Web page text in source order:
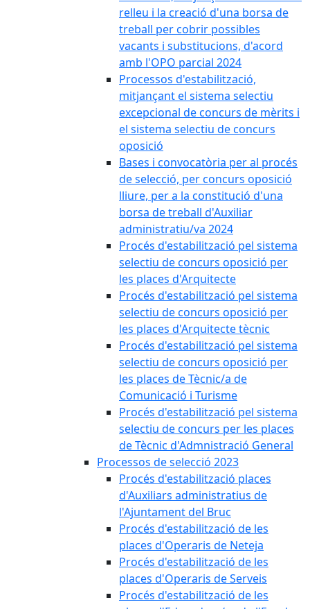
relleu i la creació d'una borsa de
treball per cobrir possibles
vacants i substitucions, d'acord
amb l'OPO parcial 2024
Processos d'estabilització,
mitjançant el sistema selectiu
excepcional de concurs de mèrits i
el sistema selectiu de concurs
oposició
Bases i convocatòria per al procés
de selecció, per concurs oposició
lliure, per a la constitució d'una
borsa de treball d'Auxiliar
administratiu/va 2024
Procés d'estabilització pel sistema
selectiu de concurs oposició per
les places d'Arquitecte
Procés d'estabilització pel sistema
selectiu de concurs oposició per
les places d'Arquitecte tècnic
Procés d'estabilització pel sistema
selectiu de concurs oposició per
les places de Tècnic/a de
Comunicació i Turisme
Procés d'estabilització pel sistema
selectiu de concurs per les places
de Tècnic d'Admnistració General
Processos de selecció 2023
Procés d'estabilització places
d'Auxiliars administratius de
l'Ajuntament del Bruc
Procés d'estabilització de les
places d'Operaris de Neteja
Procés d'estabilització de les
places d'Operaris de Serveis
Procés d'estabilització de les